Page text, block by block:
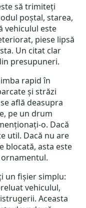
să trimiteți
poștal, starea,
vehiculul este
piese lipsă
Un citat clar
presupuneri.
rapid în
și străzi
află deasupra
pe un drum
o. Dacă
util. Dacă nu are
blocată, asta este
un fișier simplu:
vehiculul,
Aceasta